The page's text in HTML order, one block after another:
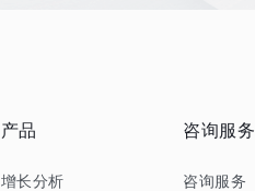
产品
增长分析
咨询服务
咨询服务